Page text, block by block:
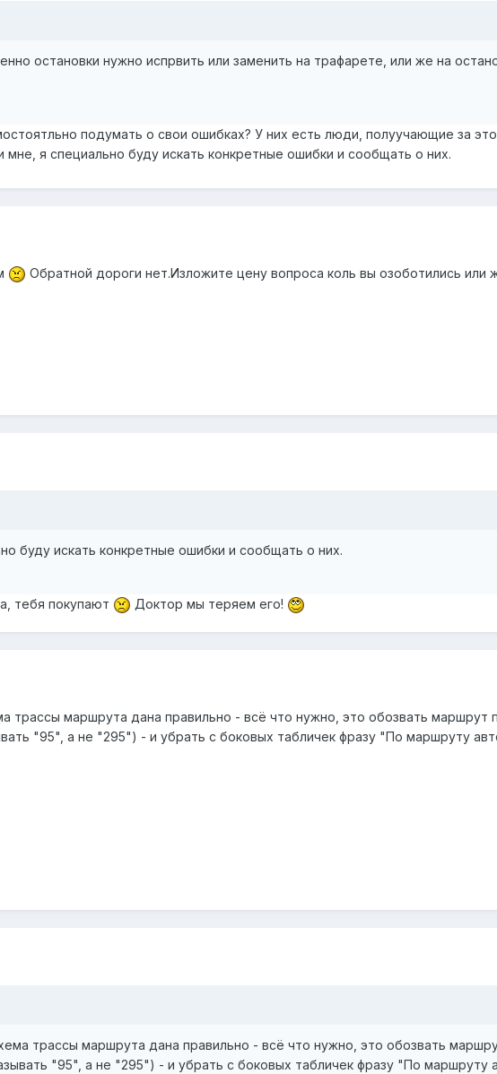
остановки нужно испрвить или заменить на трафарете, или же на
подумать о свои ошибках? У них есть люди, полуучающие за
я специально буду искать конкретные ошибки и сообщать о них.
Обратной дороги нет.Изложите цену вопроса коль вы озоботились или
буду искать конкретные ошибки и сообщать о них.
тебя покупают Доктор мы теряем его!
трассы маршрута дана правильно - всё что нужно, это обозвать маршрут
"95", а не "295") - и убрать с боковых табличек фразу "По маршруту
трассы маршрута дана правильно - всё что нужно, это обозвать
"95", а не "295") - и убрать с боковых табличек фразу "По маршруту